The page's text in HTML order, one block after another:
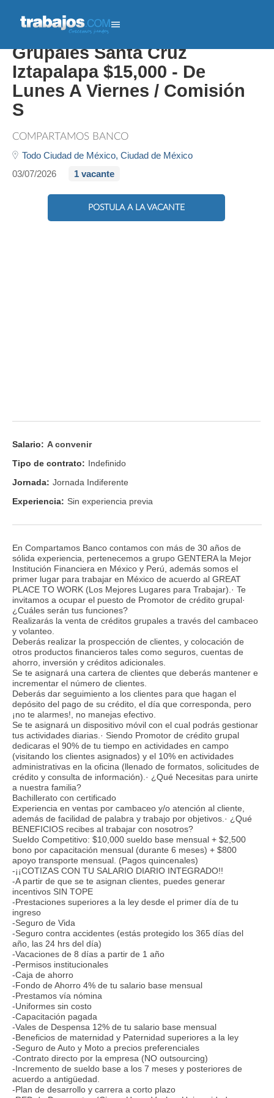
Promotor Créditos
Grupales Santa Cruz
Iztapalapa $15,000 - De
Lunes A Viernes / Comisión
S
COMPARTAMOS BANCO
Todo Ciudad de México, Ciudad de México
03/07/2026
1 vacante
POSTULA A LA VACANTE
Salario: A convenir
Tipo de contrato: Indefinido
Jornada: Jornada Indiferente
Experiencia: Sin experiencia previa
En Compartamos Banco contamos con más de 30 años de
sólida experiencia, pertenecemos a grupo GENTERA la Mejor
Institución Financiera en México y Perú, además somos el
primer lugar para trabajar en México de acuerdo al GREAT
PLACE TO WORK (Los Mejores Lugares para Trabajar).· Te
invitamos a ocupar el puesto de Promotor de crédito grupal·
¿Cuáles serán tus funciones?
Realizarás la venta de créditos grupales a través del cambaceo
y volanteo.
Deberás realizar la prospección de clientes, y colocación de
otros productos financieros tales como seguros, cuentas de
ahorro, inversión y créditos adicionales.
Se te asignará una cartera de clientes que deberás mantener e
incrementar el número de clientes.
Deberás dar seguimiento a los clientes para que hagan el
depósito del pago de su crédito, el día que corresponda, pero
¡no te alarmes!, no manejas efectivo.
Se te asignará un dispositivo móvil con el cual podrás gestionar
tus actividades diarias.· Siendo Promotor de crédito grupal
dedicaras el 90% de tu tiempo en actividades en campo
(visitando los clientes asignados) y el 10% en actividades
administrativas en la oficina (llenado de formatos, solicitudes de
crédito y consulta de información).· ¿Qué Necesitas para unirte
a nuestra familia?
Bachillerato con certificado
Experiencia en ventas por cambaceo y/o atención al cliente,
además de facilidad de palabra y trabajo por objetivos.· ¿Qué
BENEFICIOS recibes al trabajar con nosotros?
Sueldo Competitivo: $10,000 sueldo base mensual + $2,500
bono por capacitación mensual (durante 6 meses) + $800
apoyo transporte mensual. (Pagos quincenales)
-¡¡COTIZAS CON TU SALARIO DIARIO INTEGRADO!!
-A partir de que se te asignan clientes, puedes generar
incentivos SIN TOPE
-Prestaciones superiores a la ley desde el primer día de tu
ingreso
-Seguro de Vida
-Seguro contra accidentes (estás protegido los 365 días del
año, las 24 hrs del día)
-Vacaciones de 8 días a partir de 1 año
-Permisos institucionales
-Caja de ahorro
-Fondo de Ahorro 4% de tu salario base mensual
-Prestamos vía nómina
-Uniformes sin costo
-Capacitación pagada
-Vales de Despensa 12% de tu salario base mensual
-Beneficios de maternidad y Paternidad superiores a la ley
-Seguro de Auto y Moto a precios preferenciales
-Contrato directo por la empresa (NO outsourcing)
-Incremento de sueldo base a los 7 meses y posteriores de
acuerdo a antigüedad.
-Plan de desarrollo y carrera a corto plazo